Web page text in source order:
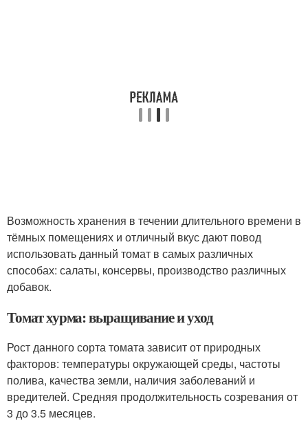
Возможность хранения в течении длительного времени в
тёмных помещениях и отличный вкус дают повод
использовать данный томат в самых различных
способах: салаты, консервы, производство различных
добавок.
Томат хурма: выращивание и уход
Рост данного сорта томата зависит от природных
факторов: температуры окружающей среды, частоты
полива, качества земли, наличия заболеваний и
вредителей. Средняя продолжительность созревания от
3 до 3.5 месяцев.